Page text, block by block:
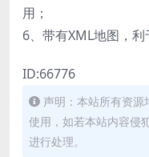
用；
6、带有XML地图，
ID:66776
声明：本站所有资
使用，如若本站内容侵
进行处理。